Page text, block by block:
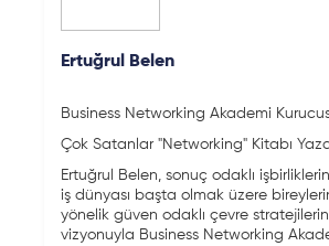
Ertuğrul Belen
Business Networking Akademi
Çok Satanlar "Networking" Kitabı
Ertuğrul Belen, sonuç odaklı
iş dünyası başta olmak üzere
yönelik güven odaklı çevre
vizyonuyla Business Networking